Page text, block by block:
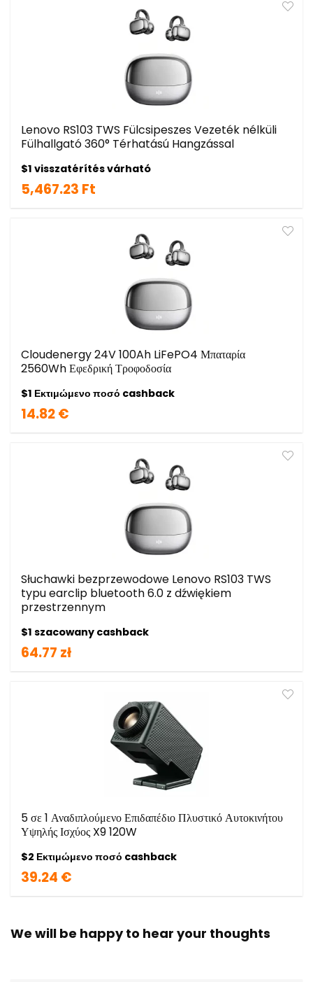
Lenovo RS103 TWS Fülcsipeszes Vezeték nélküli
Fülhallgató 360° Térhatású Hangzással
$1 visszatérítés várható
5,467.23 Ft
Cloudenergy 24V 100Ah LiFePO4 Μπαταρία
2560Wh Εφεδρική Τροφοδοσία
$1 Εκτιμώμενο ποσό cashback
14.82 €
Słuchawki bezprzewodowe Lenovo RS103 TWS
typu earclip bluetooth 6.0 z dźwiękiem
przestrzennym
$1 szacowany cashback
64.77 zł
5 σε 1 Αναδιπλούμενο Επιδαπέδιο Πλυστικό Αυτοκινήτου
Υψηλής Ισχύος X9 120W
$2 Εκτιμώμενο ποσό cashback
39.24 €
We will be happy to hear your thoughts